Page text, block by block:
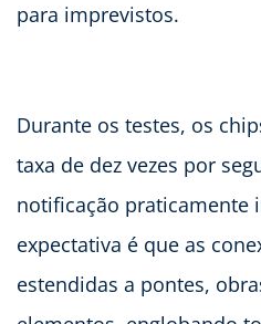
para imprevistos.
Durante os testes, os
taxa de dez vezes por
notificação praticamente
expectativa é que as
estendidas a pontes,